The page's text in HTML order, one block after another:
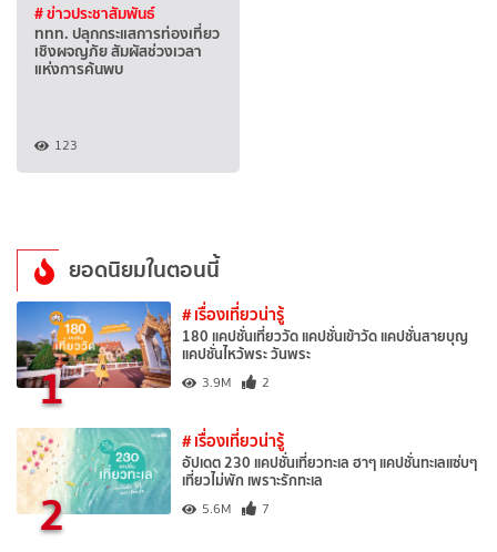
# ข่าวประชาสัมพันธ์
ททท. ปลุกกระแสการท่องเที่ยว
เชิงผจญภัย สัมผัสช่วงเวลา
แห่งการค้นพบ
123
ยอดนิยมในตอนนี้
1
# เรื่องเที่ยวน่ารู้
180 แคปชั่นเที่ยววัด แคปชั่นเข้าวัด แคปชั่นสายบุญ
แคปชั่นไหว้พระ วันพระ
3.9M 2
2
# เรื่องเที่ยวน่ารู้
อัปเดต 230 แคปชั่นเที่ยวทะเล ฮาๆ แคปชั่นทะเลแซ่บๆ
เที่ยวไม่พัก เพราะรักทะเล
5.6M 7